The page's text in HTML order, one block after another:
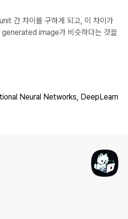
간 차이를 구하게 되고, 이 차이가
image가 비슷하다는 것을
Neural Networks, DeepLearn